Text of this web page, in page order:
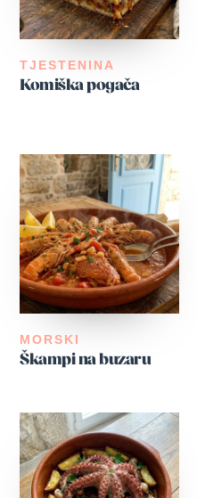
TJESTENINA
Komiška pogača
MORSKI
Škampi na buzaru